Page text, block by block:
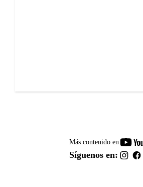
Más contenido en
Síguenos en: